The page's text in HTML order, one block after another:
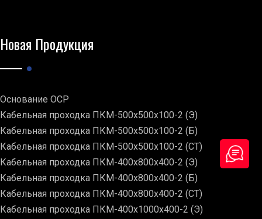
Новая Продукция
Основание ОСР
Кабельная проходка ПКМ-500х500х100-2 (Э)
Кабельная проходка ПКМ-500х500х100-2 (Б)
Кабельная проходка ПКМ-500х500х100-2 (СТ)
Кабельная проходка ПКМ-400х800х400-2 (Э)
Кабельная проходка ПКМ-400х800х400-2 (Б)
Кабельная проходка ПКМ-400х800х400-2 (СТ)
Кабельная проходка ПКМ-400х1000х400-2 (Э)